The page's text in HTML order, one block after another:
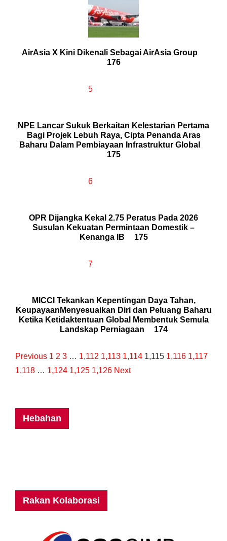
AirAsia X Kini Dikenali Sebagai AirAsia Group
176
5
NPE Lancar Sukuk Berkaitan Kelestarian Pertama
Bagi Projek Lebuh Raya, Cipta Penanda Aras
Baharu Dalam Pembiayaan Infrastruktur Global
175
6
OPR Dijangka Kekal 2.75 Peratus Pada 2026
Susulan Kekuatan Permintaan Domestik –
Kenanga IB
175
7
MICCI Tekankan Kepentingan Daya Tahan,
KeupayaanMenyesuaikan Diri dan Peluang Baharu
Ketika Ketidaktentuan Global Membentuk Semula
Landskap Perniagaan
174
Previous 1 2 3 … 1,112 1,113 1,114 1,115 1,116 1,117
1,118 … 1,124 1,125 1,126 Next
Hebahan
Rakan Kolaborasi